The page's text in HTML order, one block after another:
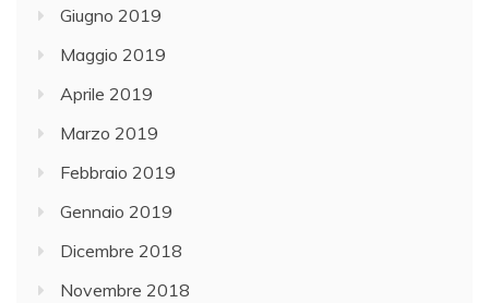
Giugno 2019
Maggio 2019
Aprile 2019
Marzo 2019
Febbraio 2019
Gennaio 2019
Dicembre 2018
Novembre 2018